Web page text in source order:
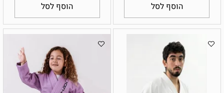
הוסף לסל הוסף לסל